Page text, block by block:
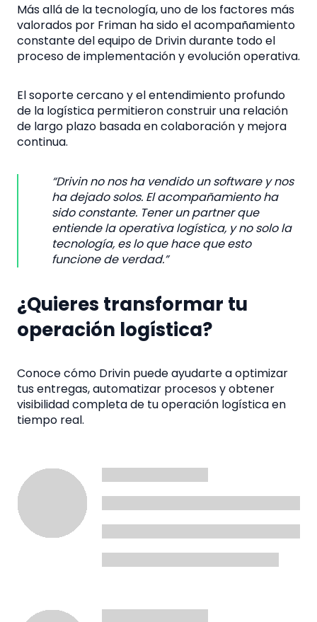
Más allá de la tecnología, uno de los factores más
valorados por Friman ha sido el acompañamiento
constante del equipo de Drivin durante todo el
proceso de implementación y evolución operativa.
El soporte cercano y el entendimiento profundo
de la logística permitieron construir una relación
de largo plazo basada en colaboración y mejora
continua.
“Drivin no nos ha vendido un software y nos
ha dejado solos. El acompañamiento ha
sido constante. Tener un partner que
entiende la operativa logística, y no solo la
tecnología, es lo que hace que esto
funcione de verdad.”
¿Quieres transformar tu
operación logística?
Conoce cómo Drivin puede ayudarte a optimizar
tus entregas, automatizar procesos y obtener
visibilidad completa de tu operación logística en
tiempo real.